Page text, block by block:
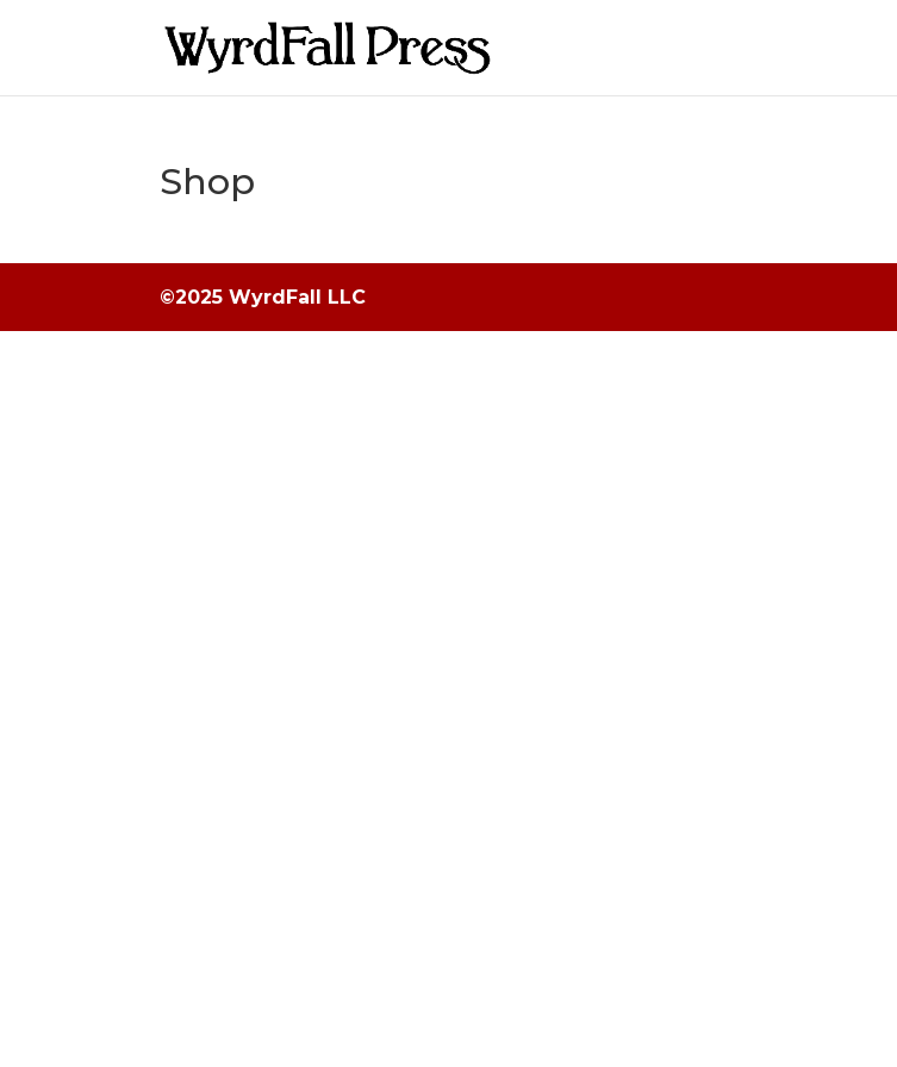
Shop
©2025 WyrdFall LLC